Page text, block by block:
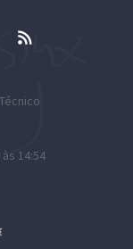
14:54